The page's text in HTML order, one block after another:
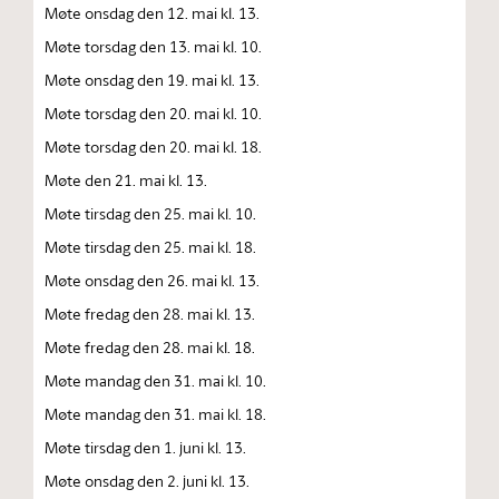
Møte onsdag den 12. mai kl. 13.
Møte torsdag den 13. mai kl. 10.
Møte onsdag den 19. mai kl. 13.
Møte torsdag den 20. mai kl. 10.
Møte torsdag den 20. mai kl. 18.
Møte den 21. mai kl. 13.
Møte tirsdag den 25. mai kl. 10.
Møte tirsdag den 25. mai kl. 18.
Møte onsdag den 26. mai kl. 13.
Møte fredag den 28. mai kl. 13.
Møte fredag den 28. mai kl. 18.
Møte mandag den 31. mai kl. 10.
Møte mandag den 31. mai kl. 18.
Møte tirsdag den 1. juni kl. 13.
Møte onsdag den 2. juni kl. 13.